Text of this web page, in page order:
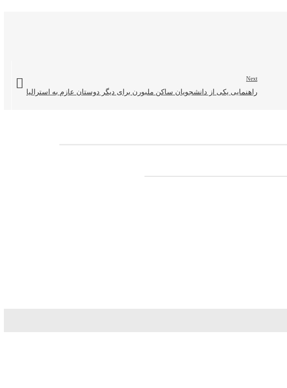
Next
راهنمایی یکی از دانشجویان ساکن ملبورن برای دیگر دوستان عازم به استرالیا